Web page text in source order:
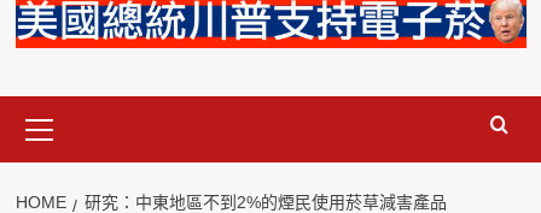
Menu
HOME 研究：中東地區不到2%的煙民使用菸草減害產品